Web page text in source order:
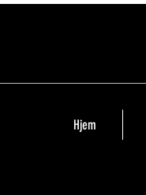
Hjem